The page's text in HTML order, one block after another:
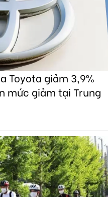
Toyota giảm 3,9%
mức giảm tại Trung